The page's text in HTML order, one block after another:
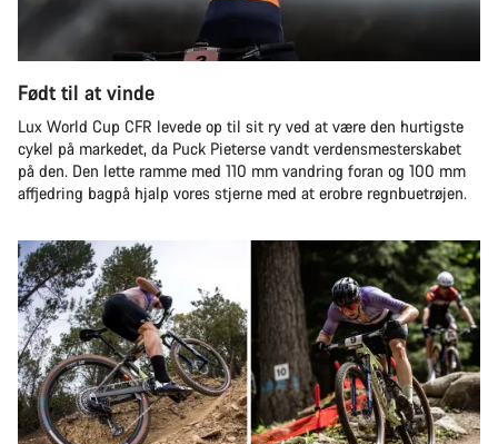
Født til at vinde
Lux World Cup CFR levede op til sit ry ved at være den hurtigste
cykel på markedet, da Puck Pieterse vandt verdensmesterskabet
på den. Den lette ramme med 110 mm vandring foran og 100 mm
affjedring bagpå hjalp vores stjerne med at erobre regnbuetrøjen.